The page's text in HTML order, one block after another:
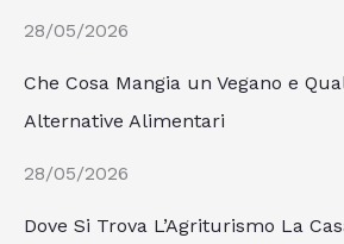
28/05/2026
Che Cosa Mangia un Vegano e
Alternative Alimentari
28/05/2026
Dove Si Trova L’Agriturismo La